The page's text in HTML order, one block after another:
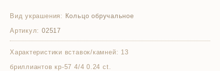
Вид украшения: Кольцо обручальное
Артикул: 02517
Характеристики вставок/камней: 13
бриллиантов кр-57 4/4 0.24 ct.